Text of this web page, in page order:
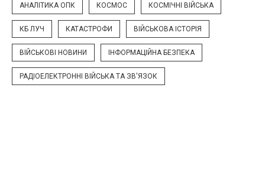
АНАЛІТИКА ОПК КОСМОС КОСМІЧНІ ВІЙСЬКА
КБ ЛУЧ КАТАСТРОФИ ВІЙСЬКОВА ІСТОРІЯ
ВІЙСЬКОВІ НОВИНИ ІНФОРМАЦІЙНА БЕЗПЕКА
РАДІОЕЛЕКТРОННІ ВІЙСЬКА ТА ЗВ'ЯЗОК